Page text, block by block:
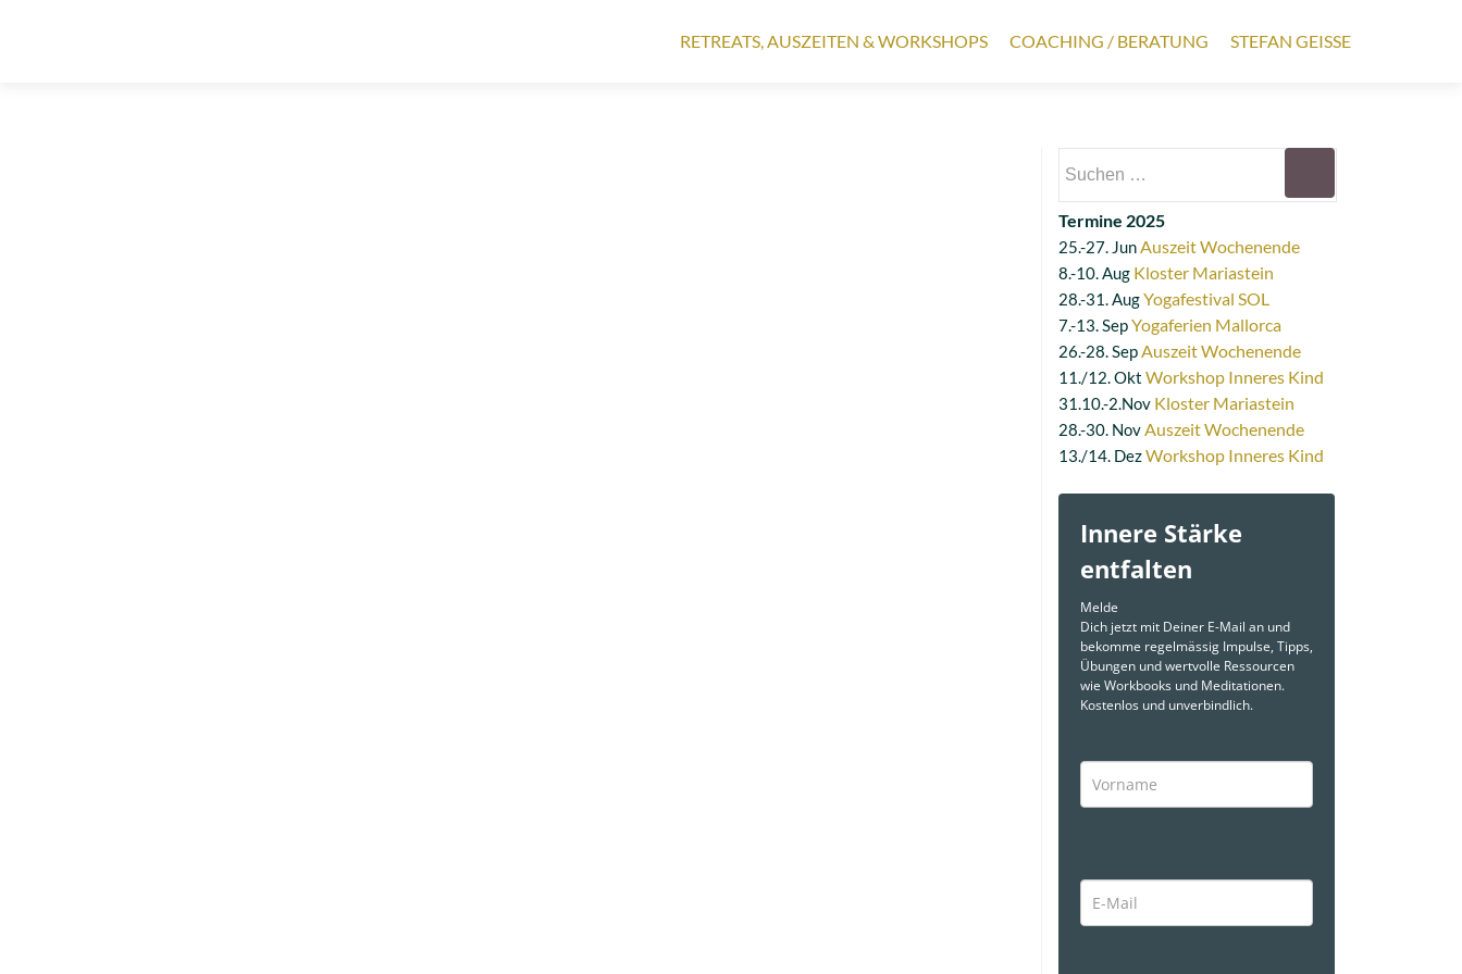
Inhalt
RETREATS, AUSZEITEN & WORKSHOPS COACHING / BERATUNG STEFAN GEISSE
nach:
Termine 2025
25.-27. JunAuszeit Wochenende
8.-10. Aug Kloster Mariastein
28.-31. AugYogafestival SOL
7.-13. SepYogaferien Mallorca
26.-28. SepAuszeit Wochenende
11./12. Okt Workshop Inneres Kind
31.10.-2.Nov Kloster Mariastein
28.-30. NovAuszeit Wochenende
13./14. DezWorkshop Inneres Kind
Innere Stärke
entfalten
Melde
Dich jetzt mit Deiner E-Mail an und
bekomme regelmässig Impulse, Tipps,
Übungen und wertvolle Ressourcen
wie Workbooks und Meditationen.
Kostenlos und unverbindlich.